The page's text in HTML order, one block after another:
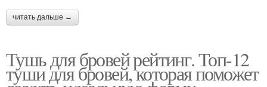
читать дальше →
Тушь для бровей рейтинг. Топ-12
туши для бровей, которая поможет